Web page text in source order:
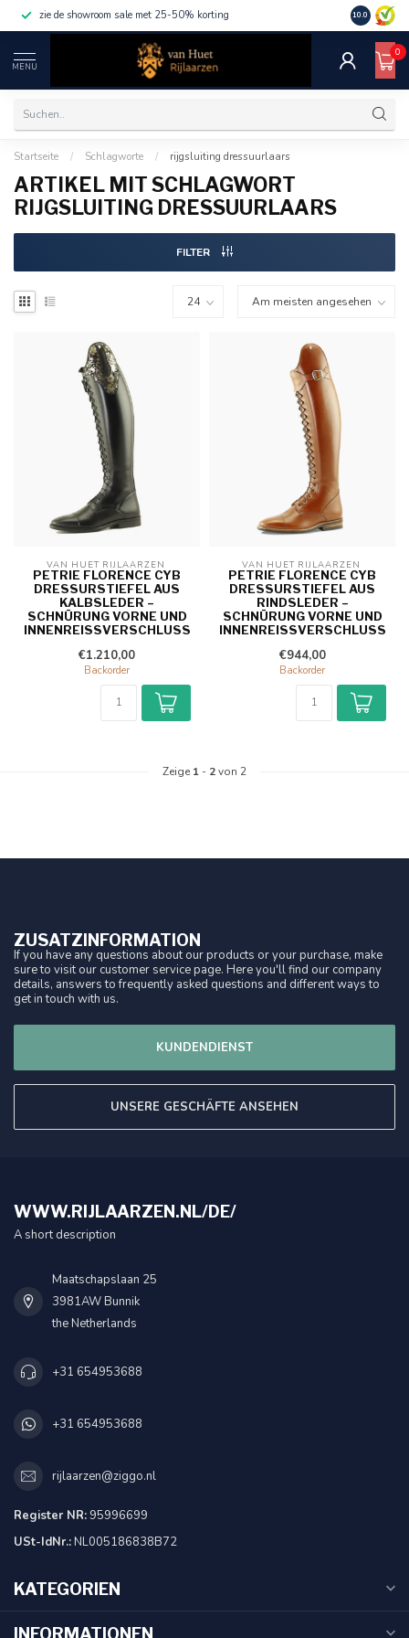
discount50 bij bestelling boven €1000 gebruik discount10
10.0
MENU
0
Startseite / Schlagworte / rijgsluiting dressuurlaars
ARTIKEL MIT SCHLAGWORT
RIJGSLUITING DRESSUURLAARS
FILTER
VAN HUET RIJLAARZEN
PETRIE FLORENCE CYB
DRESSURSTIEFEL AUS
KALBSLEDER –
SCHNÜRUNG VORNE UND
INNENREISSVERSCHLUSS
€1.210,00
Backorder
VAN HUET RIJLAARZEN
PETRIE FLORENCE CYB
DRESSURSTIEFEL AUS
RINDSLEDER –
SCHNÜRUNG VORNE UND
INNENREISSVERSCHLUSS
€944,00
Backorder
Zeige 1 - 2von 2
ZUSATZINFORMATION
If you have any questions about our products or your purchase, make
sure to visit our customer service page. Here you'll find our company
details, answers to frequently asked questions and different ways to
get in touch with us.
KUNDENDIENST
UNSERE GESCHÄFTE ANSEHEN
WWW.RIJLAARZEN.NL/DE/
A short description
Maatschapslaan 25
3981AW Bunnik
the Netherlands
+31 654953688
+31 654953688
rijlaarzen@ziggo.nl
Register NR:95996699
USt-IdNr.:NL005186838B72
KATEGORIEN
INFORMATIONEN